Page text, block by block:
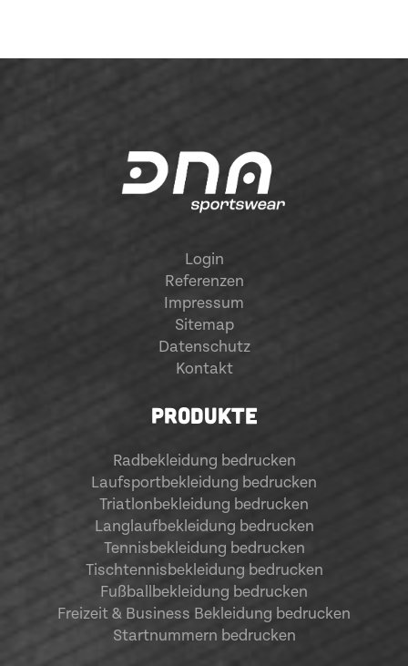
Login
Referenzen
Impressum
Sitemap
Datenschutz
Kontakt
PRODUKTE
Radbekleidung bedrucken
Laufsportbekleidung bedrucken
Triatlonbekleidung bedrucken
Langlaufbekleidung bedrucken
Tennisbekleidung bedrucken
Tischtennisbekleidung bedrucken
Fußballbekleidung bedrucken
Freizeit & Business Bekleidung bedrucken
Startnummern bedrucken